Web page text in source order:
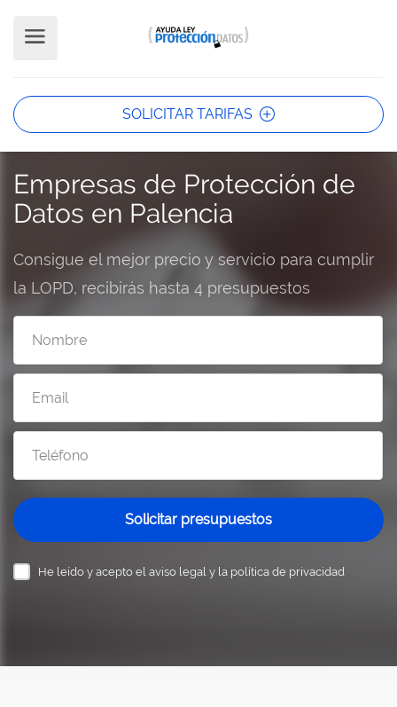
SOLICITAR TARIFAS
Empresas de Protección de
Datos en Palencia
Consigue el mejor precio y servicio para cumplir
la LOPD, recibirás hasta 4 presupuestos
Solicitar presupuestos
He leído y acepto el aviso legal y la política de privacidad